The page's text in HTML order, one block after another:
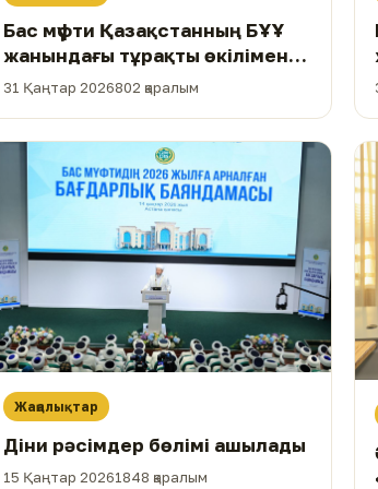
Бас мүфти Қазақстанның БҰҰ
жанындағы тұрақты өкілімен
кездесті
31 Қаңтар 2026802 қаралым
Жаңалықтар
Діни рәсімдер бөлімі ашылады
15 Қаңтар 20261848 қаралым